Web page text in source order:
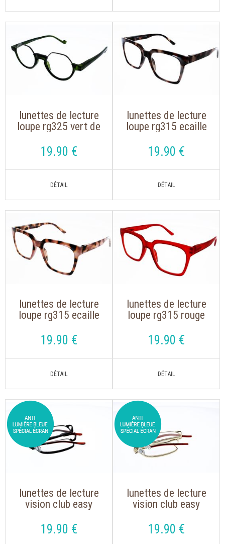
lunettes de lecture
loupe rg325 vert de
19.90 €
lunettes de lecture
loupe rg315 ecaille
oversize
19.90 €
lunettes de lecture
loupe rg315 ecaille
oversize
19.90 €
lunettes de lecture
loupe rg315 rouge
19.90 €
lunettes de lecture
vision club easy
légère pour lire
modèle mixte
19.90 €
lunettes de lecture
vision club easy
légère pour lire
modèle mixte
19.90 €